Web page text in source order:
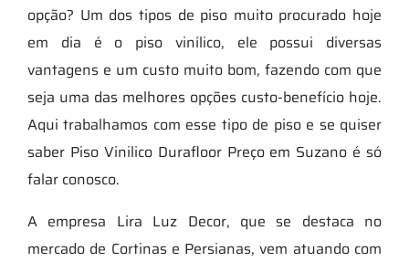
opção? Um dos tipos de piso muito procurado hoje
em dia é o piso vinílico, ele possui diversas
vantagens e um custo muito bom, fazendo com que
seja uma das melhores opções custo-benefício hoje.
Aqui trabalhamos com esse tipo de piso e se quiser
saber Piso Vinilico Durafloor Preço em Suzano é só
falar conosco.
A empresa Lira Luz Decor, que se destaca no
mercado de Cortinas e Persianas, vem atuando com